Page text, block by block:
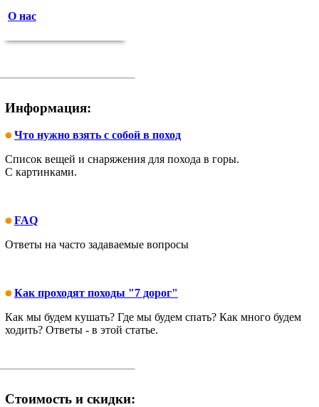
О нас
Информация:
Что нужно взять с собой в поход
Список вещей и снаряжения для похода в горы.
С картинками.
FAQ
Ответы на часто задаваемые вопросы
Как проходят походы "7 дорог"
Как мы будем кушать? Где мы будем спать? Как много будем
ходить? Ответы - в этой статье.
Стоимость и скидки: